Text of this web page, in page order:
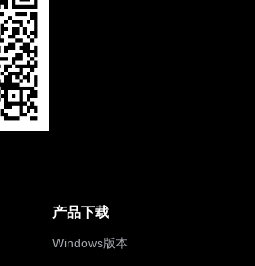
产品下载
Windows版本